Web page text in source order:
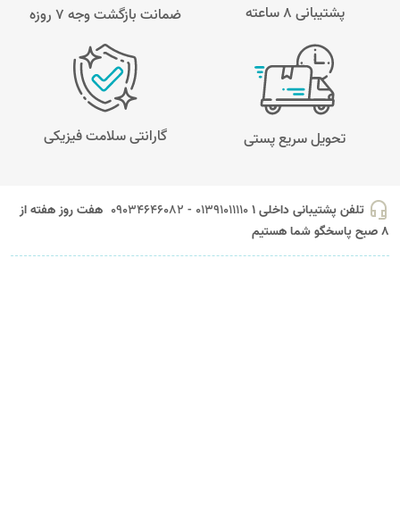
پشتیبانی 8 ساعته ضمانت بازگشت وجه ۷ روزه
تحویل سریع پستی گارانتی سلامت فیزیکی
headset_mic تلفن پشتیبانی داخلی 1 01391011110 - 09034646082
هفت روز هفته از
8 صبح پاسخگو شما هستیم